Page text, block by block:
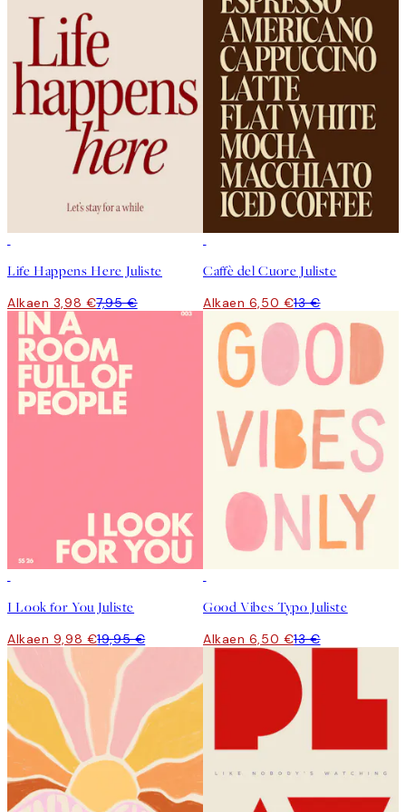
Life Happens Here Juliste
Alkaen 3,98 €7,95 €
Caffè del Cuore Juliste
Alkaen 6,50 €13 €
I Look for You Juliste
Alkaen 9,98 €19,95 €
Good Vibes Typo Juliste
Alkaen 6,50 €13 €